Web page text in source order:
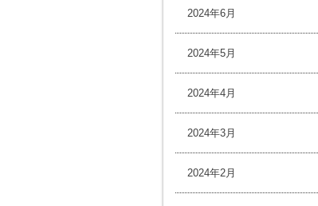
2024年6月
2024年5月
2024年4月
2024年3月
2024年2月